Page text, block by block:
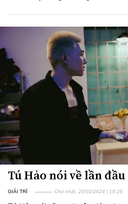
Tú Hảo nói về lần
GIẢI TRÍ Chủ nhật, 25/02/2024 | 18:28